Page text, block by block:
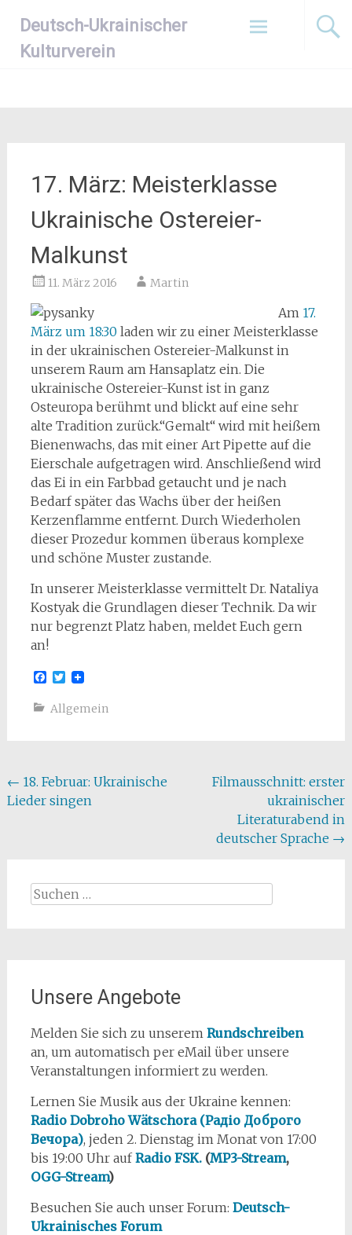
Inhalt
springen
Deutsch-Ukrainischer
Kulturverein
17. März: Meisterklasse
Ukrainische Ostereier-
Malkunst
11. März 2016 Martin
Am 17.
März um 18:30 laden wir zu einer Meisterklasse
in der ukrainischen Ostereier-Malkunst in
unserem Raum am Hansaplatz ein. Die
ukrainische Ostereier-Kunst ist in ganz
Osteuropa berühmt und blickt auf eine sehr
alte Tradition zurück.“Gemalt“ wird mit heißem
Bienenwachs, das mit einer Art Pipette auf die
Eierschale aufgetragen wird. Anschließend wird
das Ei in ein Farbbad getaucht und je nach
Bedarf später das Wachs über der heißen
Kerzenflamme entfernt. Durch Wiederholen
dieser Prozedur kommen überaus komplexe
und schöne Muster zustande.
In unserer Meisterklasse vermittelt Dr. Nataliya
Kostyak die Grundlagen dieser Technik. Da wir
nur begrenzt Platz haben, meldet Euch gern
an!
Facebook
Twitter
Allgemein
Beitragsnavigation
← 18. Februar: Ukrainische
Lieder singen
Filmausschnitt: erster
ukrainischer
Literaturabend in
deutscher Sprache →
Suchen
Unsere Angebote
Melden Sie sich zu unserem Rundschreiben
an, um automatisch per eMail über unsere
Veranstaltungen informiert zu werden.
Lernen Sie Musik aus der Ukraine kennen:
Radio Dobroho Wätschora (Радіо Доброго
Вечора), jeden 2. Dienstag im Monat von 17:00
bis 19:00 Uhr aufRadio FSK.(MP3-Stream,
OGG-Stream)
Besuchen Sie auch unser Forum: Deutsch-
Ukrainisches Forum